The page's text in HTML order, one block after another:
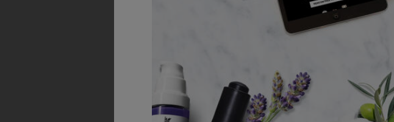
“Made for ALL” Gentle Body
Cleanser